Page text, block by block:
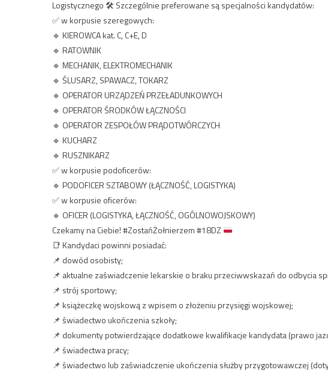
Logistycznego 🛠️ Szczególnie preferowane są specjalności kandydatów:
✅ w korpusie szeregowych:
🔹 KIEROWCA kat. C, C+E, D
🔹 RATOWNIK
🔹 MECHANIK, ELEKTROMECHANIK
🔹 ŚLUSARZ, SPAWACZ, TOKARZ
🔹 OPERATOR URZĄDZEŃ PRZEŁADUNKOWYCH
🔹 OPERATOR ŚRODKÓW ŁĄCZNOŚCI
🔹 OPERATOR ZESPOŁÓW PRĄDOTWÓRCZYCH
🔹 KUCHARZ
🔹 RUSZNIKARZ
✅ w korpusie podoficerów:
🔹 PODOFICER SZTABOWY (ŁĄCZNOŚĆ, LOGISTYKA)
✅ w korpusie oficerów:
🔹 OFICER (LOGISTYKA, ŁĄCZNOŚĆ, OGÓLNOWOJSKOWY)
Czekamy na Ciebie! #ZostańŻołnierzem #18DZ
📑 Kandydaci powinni posiadać:
📌 dowód osobisty;
📌 aktualne zaświadczenie lekarskie o braku przeciwwskazań do odbycia
📌 strój sportowy;
📌 książeczkę wojskową z wpisem o złożeniu przysięgi wojskowej;
📌 świadectwo ukończenia szkoły;
📌 dokumenty potwierdzające dodatkowe kwalifikacje kandydata (prawo
📌 świadectwa pracy;
📌 świadectwo lub zaświadczenie ukończenia służby przygotowawczej